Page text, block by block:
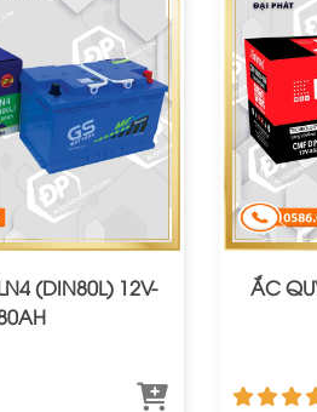
(DIN80L) 12V-
ẮC